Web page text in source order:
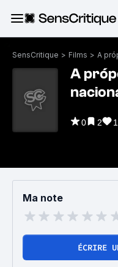
SensCritique > Films > A
A
0 2 1
Ma note
ÉCRIRE